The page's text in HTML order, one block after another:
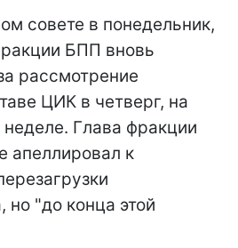
совете в понедельник,
БПП вновь
рассмотрение
ЦИК в четверг, на
неделе. Глава фракции
апеллировал к
но "до конца этой